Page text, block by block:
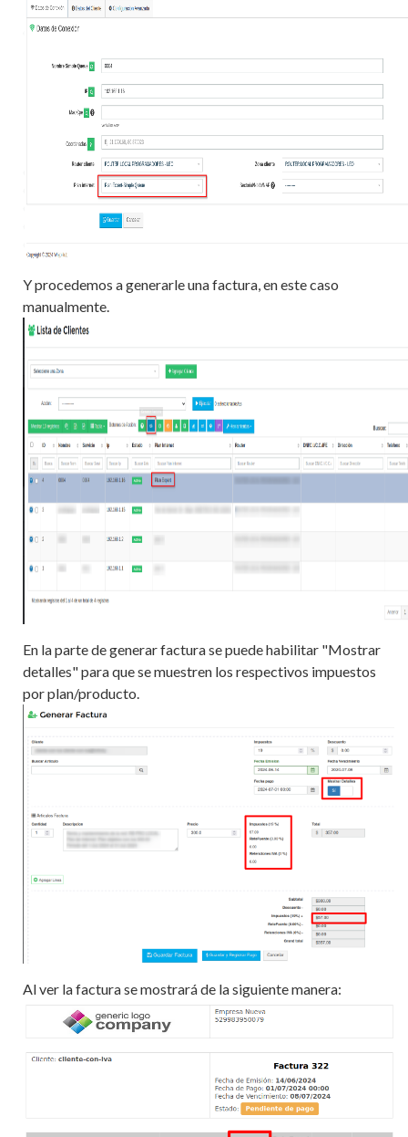
Y procedemos a generarle una factura, en este caso
manualmente.
En la parte de generar factura se puede habilitar "Mostrar
detalles" para que se muestren los respectivos impuestos
por plan/producto.
Al ver la factura se mostrará de la siguiente manera: